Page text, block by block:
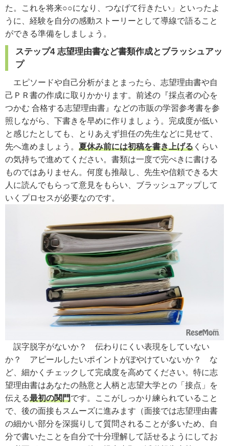
た。これを将来○○になり、つなげて行きたい」といったよ
うに、経験を自分の感動ストーリーとして導線で語ること
ができる準備をしましょう。
ステップ4 志望理由書など書類作成とブラッシュアッ
プ
エピソードや自己分析がまとまったら、志望理由書や自
己ＰＲ書の作成に取りかかります。前述の『採点者の心を
つかむ 合格する志望理由書』などの市販の学習参考書を参
照しながら、下書きを早めに作りましょう。完成度が低い
と感じたとしても、とりあえず担任の先生などに見せて、
先へ進めましょう。 夏休み前には初稿を書き上げる くらい
の気持ちで進めてください。書類は一度で完ぺきに書ける
ものではありません。何度も推敲し、先生や信頼できる大
人に読んでもらって意見をもらい、ブラッシュアップして
いくプロセスが必要なのです。
誤字脱字がないか？ 伝わりにくい表現をしていない
か？ アピールしたいポイントがぼやけていないか？ な
ど、細かくチェックして完成度を高めてください。特に志
望理由書はあなたの熱意と人柄と志望大学との「接点」を
伝える最初の関門です。ここがしっかり練られていること
で、後の面接もスムーズに進みます（面接では志望理由書
の細かい部分を深掘りして質問されることが多いため、自
分で書いたことを自分で十分理解して話せるようにしてお